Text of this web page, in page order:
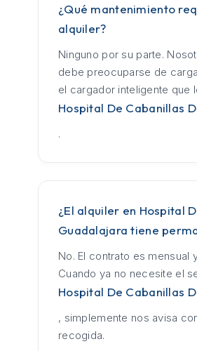
¿Qué mantenimiento
alquiler?
Ninguno por su parte.
debe preocuparse de
el cargador inteligente que
Hospital De Cabanillas
.
¿El alquiler en Hospital
Guadalajara tiene
No. El contrato es mensual
Cuando ya no necesite el
Hospital De Cabanillas
, simplemente nos avisa
recogida.